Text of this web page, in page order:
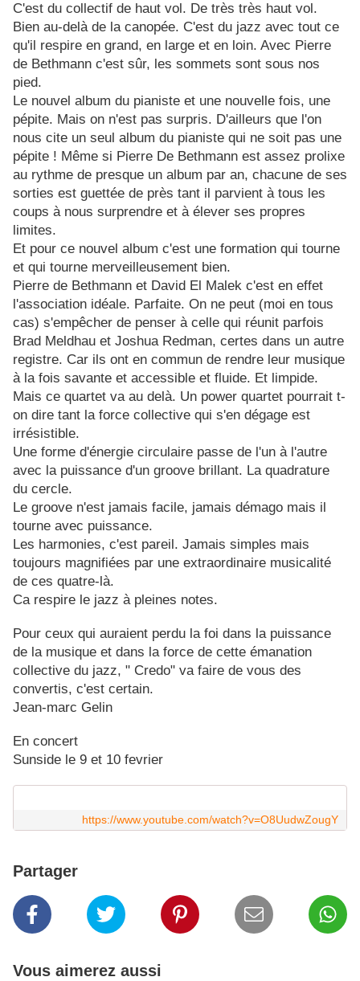
C'est du collectif de haut vol. De très très haut vol.
Bien au-delà de la canopée. C'est du jazz avec tout ce
qu'il respire en grand, en large et en loin. Avec Pierre
de Bethmann c'est sûr, les sommets sont sous nos
pied.
Le nouvel album du pianiste et une nouvelle fois, une
pépite. Mais on n'est pas surpris. D'ailleurs que l'on
nous cite un seul album du pianiste qui ne soit pas une
pépite ! Même si Pierre De Bethmann est assez prolixe
au rythme de presque un album par an, chacune de ses
sorties est guettée de près tant il parvient à tous les
coups à nous surprendre et à élever ses propres
limites.
Et pour ce nouvel album c'est une formation qui tourne
et qui tourne merveilleusement bien.
Pierre de Bethmann et David El Malek c'est en effet
l'association idéale. Parfaite. On ne peut (moi en tous
cas) s'empêcher de penser à celle qui réunit parfois
Brad Meldhau et Joshua Redman, certes dans un autre
registre. Car ils ont en commun de rendre leur musique
à la fois savante et accessible et fluide. Et limpide.
Mais ce quartet va au delà. Un power quartet pourrait t-
on dire tant la force collective qui s'en dégage est
irrésistible.
Une forme d'énergie circulaire passe de l'un à l'autre
avec la puissance d'un groove brillant. La quadrature
du cercle.
Le groove n'est jamais facile, jamais démago mais il
tourne avec puissance.
Les harmonies, c'est pareil. Jamais simples mais
toujours magnifiées par une extraordinaire musicalité
de ces quatre-là.
Ca respire le jazz à pleines notes.
Pour ceux qui auraient perdu la foi dans la puissance
de la musique et dans la force de cette émanation
collective du jazz, " Credo" va faire de vous des
convertis, c'est certain.
Jean-marc Gelin
En concert
Sunside le 9 et 10 fevrier
https://www.youtube.com/watch?v=O8UudwZougY
Partager
Vous aimerez aussi